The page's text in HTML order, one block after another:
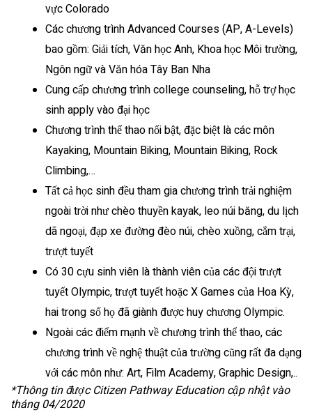
vực Colorado
Các chương trình Advanced Courses (AP, A-Levels)
bao gồm: Giải tích, Văn học Anh, Khoa học Môi trường,
Ngôn ngữ và Văn hóa Tây Ban Nha
Cung cấp chương trình college counseling, hỗ trợ học
sinh apply vào đại học
Chương trình thể thao nổi bật, đặc biệt là các môn
Kayaking, Mountain Biking, Mountain Biking, Rock
Climbing,…
Tất cả học sinh đều tham gia chương trình trải nghiệm
ngoài trời như chèo thuyền kayak, leo núi băng, du lịch
dã ngoại, đạp xe đường đèo núi, chèo xuồng, cắm trại,
trượt tuyết
Có 30 cựu sinh viên là thành viên của các đội trượt
tuyết Olympic, trượt tuyết hoặc X Games của Hoa Kỳ,
hai trong số họ đã giành được huy chương Olympic.
Ngoài các điểm mạnh về chương trình thể thao, các
chương trình về nghệ thuật của trường cũng rất đa dạng
với các môn như: Art, Film Academy, Graphic Design,..
*Thông tin được Citizen Pathway Education cập nhật vào
tháng 04/2020